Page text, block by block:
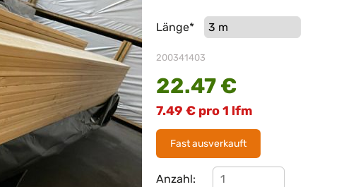
Pflichtfeld
Länge*
200341403
22.47€
7.49 € pro 1 lfm
Fast ausverkauft
Anzahl: